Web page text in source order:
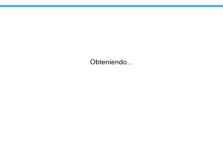
Obteniendo...